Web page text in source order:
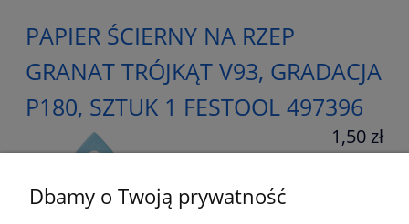
PAPIER ŚCIERNY NA RZEP
GRANAT TRÓJKĄT V93, GRADACJA
P180, SZTUK 1 FESTOOL 497396
1,50 zł
Dbamy o Twoją prywatność